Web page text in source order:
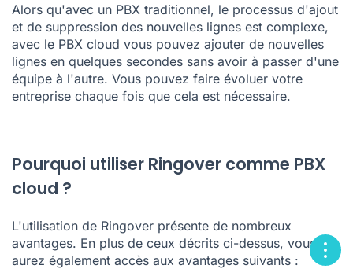
Alors qu'avec un PBX traditionnel, le processus d'ajout
et de suppression des nouvelles lignes est complexe,
avec le PBX cloud vous pouvez ajouter de nouvelles
lignes en quelques secondes sans avoir à passer d'une
équipe à l'autre. Vous pouvez faire évoluer votre
entreprise chaque fois que cela est nécessaire.
Pourquoi utiliser Ringover comme PBX
cloud ?
L'utilisation de Ringover présente de nombreux
avantages. En plus de ceux décrits ci-dessus, vous
aurez également accès aux avantages suivants :